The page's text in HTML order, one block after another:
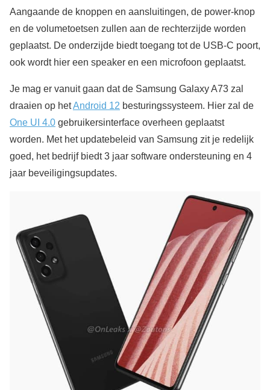
Aangaande de knoppen en aansluitingen, de power-knop
en de volumetoetsen zullen aan de rechterzijde worden
geplaatst. De onderzijde biedt toegang tot de USB-C poort,
ook wordt hier een speaker en een microfoon geplaatst.
Je mag er vanuit gaan dat de Samsung Galaxy A73 zal
draaien op hetAndroid 12 besturingssysteem. Hier zal de
One UI 4.0 gebruikersinterface overheen geplaatst
worden. Met het updatebeleid van Samsung zit je redelijk
goed, het bedrijf biedt 3 jaar software ondersteuning en 4
jaar beveiligingsupdates.